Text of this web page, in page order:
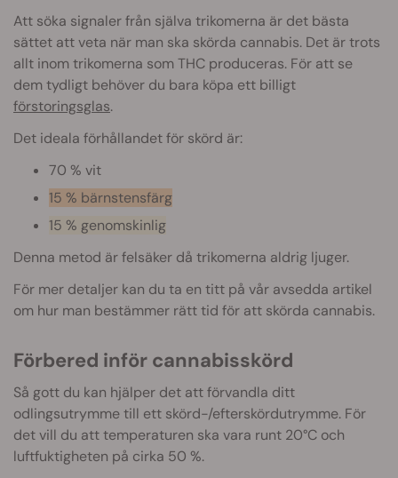
Att söka signaler från själva trikomerna är det bästa
sättet att veta när man ska skörda cannabis. Det är trots
allt inom trikomerna som THC produceras. För att se
dem tydligt behöver du bara köpa ett billigt
förstoringsglas.
Det ideala förhållandet för skörd är:
70 % vit
15 % bärnstensfärg
15 % genomskinlig
Denna metod är felsäker då trikomerna aldrig ljuger.
För mer detaljer kan du ta en titt på vår avsedda artikel
om hur man bestämmer rätt tid för att skörda cannabis.
Förbered inför cannabisskörd
Så gott du kan hjälper det att förvandla ditt
odlingsutrymme till ett skörd-/efterskördutrymme. För
det vill du att temperaturen ska vara runt 20°C och
luftfuktigheten på cirka 50 %.